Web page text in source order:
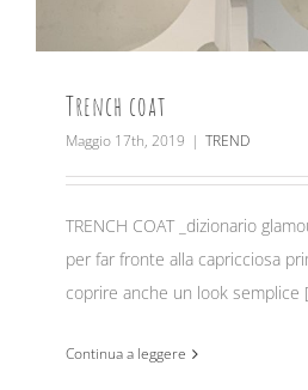
Trench coat
Maggio 17th, 2019 | TREND
TRENCH COAT _dizionario
per far fronte alla capricciosa
coprire anche un look semplice
Continua a leggere